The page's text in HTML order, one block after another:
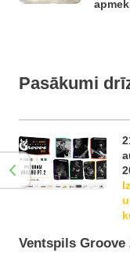
Pasākumi
Ventspils Groove